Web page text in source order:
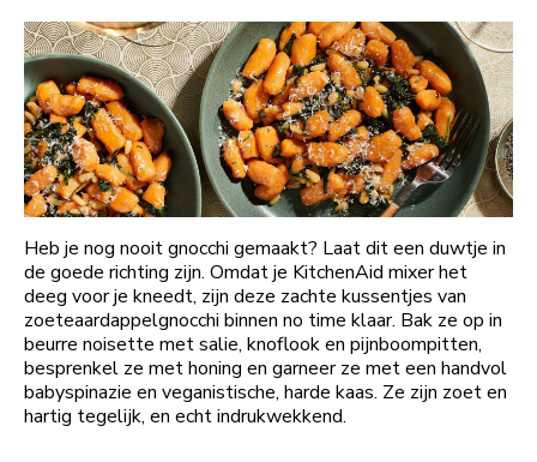
Heb je nog nooit gnocchi gemaakt? Laat dit een duwtje in
de goede richting zijn. Omdat je KitchenAid mixer het
deeg voor je kneedt, zijn deze zachte kussentjes van
zoeteaardappelgnocchi binnen no time klaar. Bak ze op in
beurre noisette met salie, knoflook en pijnboompitten,
besprenkel ze met honing en garneer ze met een handvol
babyspinazie en veganistische, harde kaas. Ze zijn zoet en
hartig tegelijk, en echt indrukwekkend.